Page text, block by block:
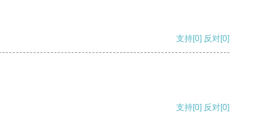
支持[0] 反对[0]
支持[0] 反对[0]